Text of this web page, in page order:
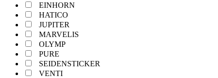
EINHORN
HATICO
JUPITER
MARVELIS
OLYMP
PURE
SEIDENSTICKER
VENTI